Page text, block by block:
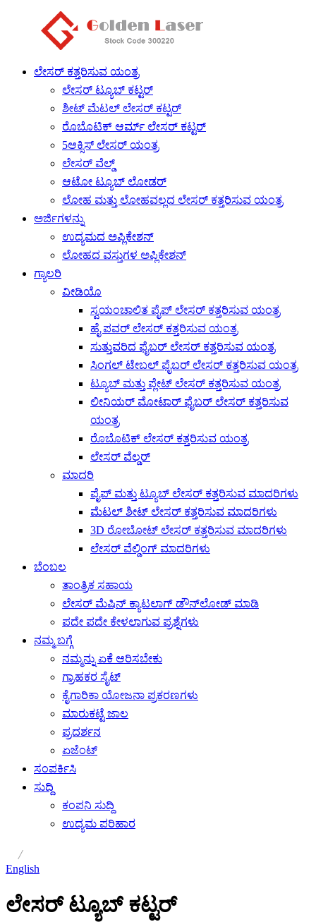
ಲೇಸರ್ ಕತ್ತರಿಸುವ ಯಂತ್ರ
ಲೇಸರ್ ಟ್ಯೂಬ್ ಕಟ್ಟರ್
ಶೀಟ್ ಮೆಟಲ್ ಲೇಸರ್ ಕಟ್ಟರ್
ರೊಬೊಟಿಕ್ ಆರ್ಮ್ ಲೇಸರ್ ಕಟ್ಟರ್
5ಆಕ್ಸಿಸ್ ಲೇಸರ್ ಯಂತ್ರ
ಲೇಸರ್ ವೆಲ್ಡ್
ಆಟೋ ಟ್ಯೂಬ್ ಲೋಡರ್
ಲೋಹ ಮತ್ತು ಲೋಹವಲ್ಲದ ಲೇಸರ್ ಕತ್ತರಿಸುವ ಯಂತ್ರ
ಅರ್ಜಿಗಳನ್ನು
ಉದ್ಯಮದ ಅಪ್ಲಿಕೇಶನ್
ಲೋಹದ ವಸ್ತುಗಳ ಅಪ್ಲಿಕೇಶನ್
ಗ್ಯಾಲರಿ
ವೀಡಿಯೊ
ಸ್ವಯಂಚಾಲಿತ ಪೈಪ್ ಲೇಸರ್ ಕತ್ತರಿಸುವ ಯಂತ್ರ
ಹೈ ಪವರ್ ಲೇಸರ್ ಕತ್ತರಿಸುವ ಯಂತ್ರ
ಸುತ್ತುವರಿದ ಫೈಬರ್ ಲೇಸರ್ ಕತ್ತರಿಸುವ ಯಂತ್ರ
ಸಿಂಗಲ್ ಟೇಬಲ್ ಫೈಬರ್ ಲೇಸರ್ ಕತ್ತರಿಸುವ ಯಂತ್ರ
ಟ್ಯೂಬ್ ಮತ್ತು ಪ್ಲೇಟ್ ಲೇಸರ್ ಕತ್ತರಿಸುವ ಯಂತ್ರ
ಲೀನಿಯರ್ ಮೋಟಾರ್ ಫೈಬರ್ ಲೇಸರ್ ಕತ್ತರಿಸುವ
ಯಂತ್ರ
ರೊಬೊಟಿಕ್ ಲೇಸರ್ ಕತ್ತರಿಸುವ ಯಂತ್ರ
ಲೇಸರ್ ವೆಲ್ಡರ್
ಮಾದರಿ
ಪೈಪ್ ಮತ್ತು ಟ್ಯೂಬ್ ಲೇಸರ್ ಕತ್ತರಿಸುವ ಮಾದರಿಗಳು
ಮೆಟಲ್ ಶೀಟ್ ಲೇಸರ್ ಕತ್ತರಿಸುವ ಮಾದರಿಗಳು
3D ರೋಬೋಟ್ ಲೇಸರ್ ಕತ್ತರಿಸುವ ಮಾದರಿಗಳು
ಲೇಸರ್ ವೆಲ್ಡಿಂಗ್ ಮಾದರಿಗಳು
ಬೆಂಬಲ
ತಾಂತ್ರಿಕ ಸಹಾಯ
ಲೇಸರ್ ಮೆಷಿನ್ ಕ್ಯಾಟಲಾಗ್ ಡೌನ್‌ಲೋಡ್ ಮಾಡಿ
ಪದೇ ಪದೇ ಕೇಳಲಾಗುವ ಪ್ರಶ್ನೆಗಳು
ನಮ್ಮ ಬಗ್ಗೆ
ನಮ್ಮನ್ನು ಏಕೆ ಆರಿಸಬೇಕು
ಗ್ರಾಹಕರ ಸೈಟ್
ಕೈಗಾರಿಕಾ ಯೋಜನಾ ಪ್ರಕರಣಗಳು
ಮಾರುಕಟ್ಟೆ ಜಾಲ
ಪ್ರದರ್ಶನ
ಏಜೆಂಟ್
ಸಂಪರ್ಕಿಸಿ
ಸುದ್ದಿ
ಕಂಪನಿ ಸುದ್ದಿ
ಉದ್ಯಮ ಪರಿಹಾರ
/
English
ಲೇಸರ್ ಟ್ಯೂಬ್ ಕಟ್ಟರ್